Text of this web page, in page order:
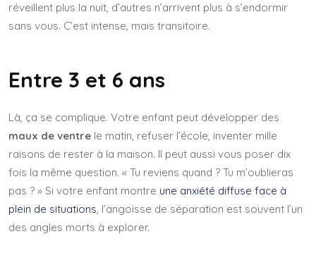
réveillent plus la nuit, d’autres n’arrivent plus à s’endormir
sans vous. C’est intense, mais transitoire.
Entre 3 et 6 ans
Là, ça se complique. Votre enfant peut développer des
maux de ventre le matin, refuser l’école, inventer mille
raisons de rester à la maison. Il peut aussi vous poser dix
fois la même question. « Tu reviens quand ? Tu m’oublieras
pas ? » Si votre enfant montre une anxiété diffuse face à
plein de situations , l’angoisse de séparation est souvent l’un
des angles morts à explorer.